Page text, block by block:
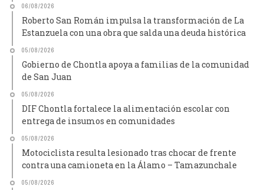
06/08/2026
Roberto San Román impulsa la transformación de La
Estanzuela con una obra que salda una deuda histórica
05/08/2026
Gobierno de Chontla apoya a familias de la comunidad
de San Juan
05/08/2026
DIF Chontla fortalece la alimentación escolar con
entrega de insumos en comunidades
05/08/2026
Motociclista resulta lesionado tras chocar de frente
contra una camioneta en la Álamo – Tamazunchale
05/08/2026